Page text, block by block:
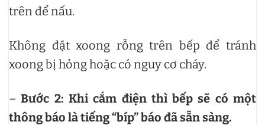
trên để nấu.
Không đặt xoong rỗng trên bếp để tránh
xoong bị hỏng hoặc có nguy cơ cháy.
–Bước 2: Khi cắm điện thì bếp sẽ có một
thông báo là tiếng “bíp” báo đã sẵn sàng.